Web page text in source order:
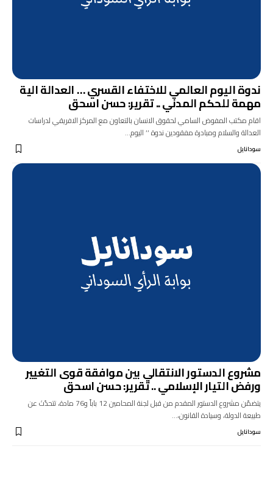
ندوة اليوم العالمي للاختفاء القسري … العدالة الية
مهمة للحكم المدني .. تقرير: حسن اسحق
اقام مكتب المفوض السامي لحقوق الانسان بالتعاون مع المركز الافريقي لدراسات
العدالة والسلام ومبادرة مفقودين ندوة ’’ اليوم…
سودانايل
مشروع الدستور الانتقالي بين موافقة قوى التغيير
ورفض التيار الإسلامي .. تقرير: حسن اسحق
يتضمّن مشروع الدستور المقدم من قبل لجنة المحامين 12 باباً و76 مادة، تتحدّث عن
طبيعة الدولة، وسيادة القانون،…
سودانايل